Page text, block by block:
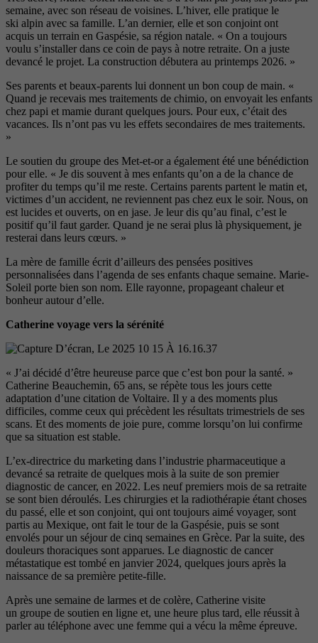
semaine, avec son réseau de voisines. L’hiver, elle pratique le
ski alpin avec sa famille. L’an dernier, elle et son conjoint ont
acquis un terrain en Gaspésie, sa région natale. « On a toujours
voulu s’installer dans ce coin de pays à notre retraite. On a juste
devancé le projet. La construction débutera au printemps 2026. »
Ses parents et beaux-parents lui donnent un bon coup de main. «
Quand je recevais mes traitements de chimio, on envoyait les enfants
chez papi et mamie durant quelques jours. Pour eux, c’était des
vacances. Ils n’ont pas vu les effets secondaires de mes traitements.
»
Le soutien du groupe des Met-et-or a également été une bénédiction
pour elle. « Je dis souvent à mes enfants qu’on a de la chance de
profiter du temps qu’il me reste. Certains parents partent le matin et,
victimes d’un accident, ne reviennent pas chez eux le soir. Nous, on
est lucides et ouverts, on en jase. Je leur dis qu’au final, c’est le
positifqu’il faut garder. Quand je ne serai plus là physiquement, je
resterai dans leurs cœurs. »
La mère de famille écrit d’ailleurs des pensées positives
personnalisées dans l’agenda de ses enfants chaque semaine. Marie-
Soleil porte bien son nom. Elle rayonne, propageant chaleur et
bonheur autour d’elle.
Catherine voyage vers la sérénité
« J’ai décidé d’être heureuse parce que c’est bon pour la santé. »
Catherine Beauchemin, 65 ans, se répète tous les jours cette
adaptation d’une citation de Voltaire. Il y a des moments plus
difficiles, comme ceux qui précèdent les résultats trimestriels de ses
scans. Et des moments de joie pure, comme lorsqu’on lui confirme
que sa situation est stable.
L’ex-directrice du marketing dans l’industrie pharmaceutique a
devancé sa retraite de quelques mois à la suite de son premier
diagnostic de cancer, en 2022. Les neuf premiers mois de sa retraite
se sont bien déroulés. Les chirurgies et la radiothérapie étant choses
du passé, elle et son conjoint, qui ont toujours aimé voyager, sont
partis au Mexique, ont fait le tour de la Gaspésie, puis se sont
envolés pour un séjour de cinq semaines en Grèce. Par la suite, des
douleurs thoraciques sont apparues. Le diagnostic de cancer
métastatique est tombé en janvier 2024, quelques jours après la
naissance de sa première petite-fille.
Après une semaine de larmes et de colère, Catherine visite
un groupe de soutien en ligne et, une heure plus tard, elle réussit à
parler au téléphone avec une femme qui a vécu la même épreuve.